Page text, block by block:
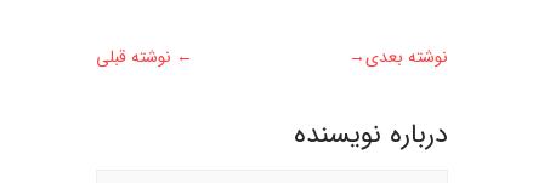
← نوشته قبلی نوشته بعدی→
درباره نويسنده